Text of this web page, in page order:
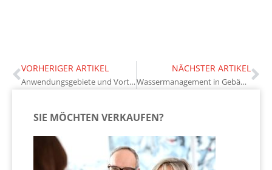
VORHERIGER ARTIKEL
Anwendungsgebiete und Vorteile von Immobiliencrowdfunding für Eigentümer
NÄCHSTER ARTIKEL
Wassermanagement in Gebäuden: Nachhaltige Strategien für Eigentümer
SIE MÖCHTEN VERKAUFEN?